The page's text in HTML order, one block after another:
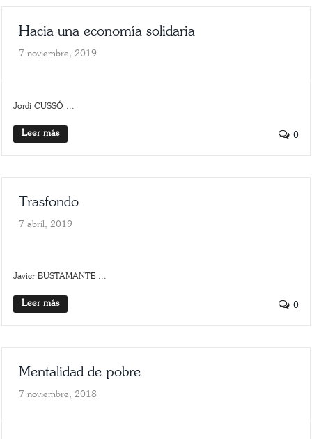
Hacia una economía solidaria
7 noviembre, 2019
Jordi CUSSÓ ...
Leer más 0
Trasfondo
7 abril, 2019
Javier BUSTAMANTE ...
Leer más 0
Mentalidad de pobre
7 noviembre, 2018